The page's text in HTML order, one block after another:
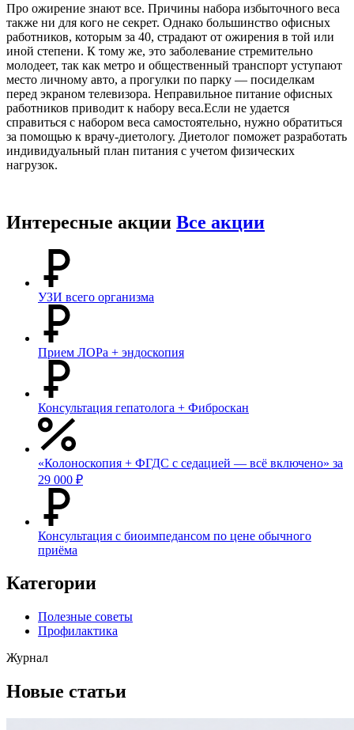
Про ожирение знают все. Причины набора избыточного веса
также ни для кого не секрет. Однако большинство офисных
работников, которым за 40, страдают от ожирения в той или
иной степени. К тому же, это заболевание стремительно
молодеет, так как метро и общественный транспорт уступают
место личному авто, а прогулки по парку — посиделкам
перед экраном телевизора. Неправильное питание офисных
работников приводит к набору веса.Если не удается
справиться с набором веса самостоятельно, нужно обратиться
за помощью к врачу-диетологу. Диетолог поможет разработать
индивидуальный план питания с учетом физических
нагрузок.
Интересные акции Все акции
УЗИ всего организма
Прием ЛОРа + эндоскопия
Консультация гепатолога + Фиброскан
«Колоноскопия + ФГДС с седацией — всё включено» за
29 000 ₽
Консультация с биоимпедансом по цене обычного
приёма
Категории
Полезные советы
Профилактика
Журнал
Новые статьи